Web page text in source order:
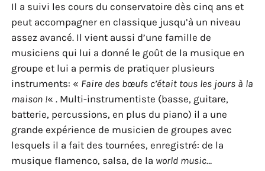
Il a suivi les cours du conservatoire dès cinq ans et
peut accompagner en classique jusqu’à un niveau
assez avancé. Il vient aussi d’une famille de
musiciens qui lui a donné le goût de la musique en
groupe et lui a permis de pratiquer plusieurs
instruments: « Faire des bœufs c’était tous les jours à la
maison !« . Multi-instrumentiste (basse, guitare,
batterie, percussions, en plus du piano) il a une
grande expérience de musicien de groupes avec
lesquels il a fait des tournées, enregistré: de la
musique flamenco, salsa, de la world music…